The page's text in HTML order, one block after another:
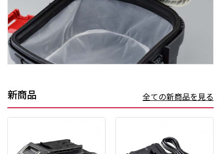
新商品 全ての新商品を見る